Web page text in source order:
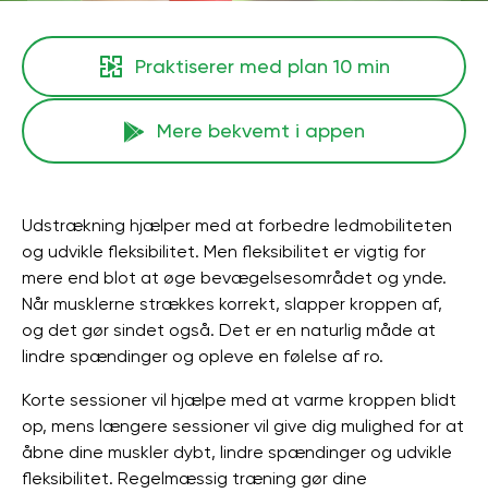
Praktiserer med plan 10 min
Mere bekvemt i appen
Udstrækning hjælper med at forbedre ledmobiliteten
og udvikle fleksibilitet. Men fleksibilitet er vigtig for
mere end blot at øge bevægelsesområdet og ynde.
Når musklerne strækkes korrekt, slapper kroppen af,
og det gør sindet også. Det er en naturlig måde at
lindre spændinger og opleve en følelse af ro.
Korte sessioner vil hjælpe med at varme kroppen blidt
op, mens længere sessioner vil give dig mulighed for at
åbne dine muskler dybt, lindre spændinger og udvikle
fleksibilitet. Regelmæssig træning gør dine